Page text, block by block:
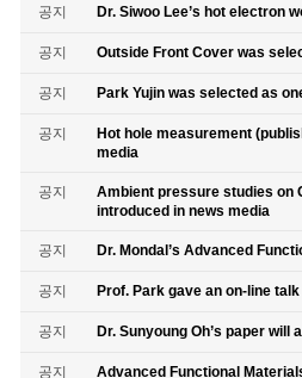
공지 Dr. Siwoo Lee’s hot electron
공지 Outside Front Cover was
공지 Park Yujin was selected as
공지
Hot hole measurement
media
공지
Ambient pressure studies on
introduced in news media
공지 Dr. Mondal’s Advanced
공지 Prof. Park gave an on-line
공지 Dr. Sunyoung Oh’s paper
공지
Advanced Functional